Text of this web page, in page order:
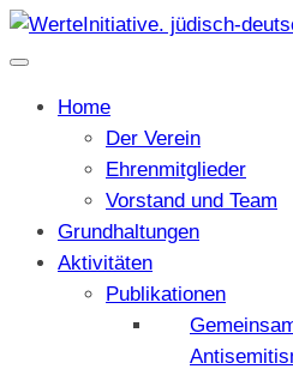
Home
Der Verein
Ehrenmitglieder
Vorstand und Team
Grundhaltungen
Aktivitäten
Publikationen